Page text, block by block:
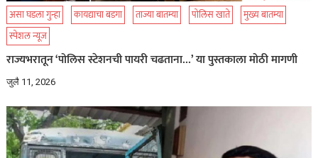
असा घडला गुन्हा कायद्याचा बडगा ताज्या बातम्या पोलिस खाते
मुख्य बातम्या
स्पेशल न्यूज
राज्यभरातून ‘पोलिस स्टेशनची पायरी चढताना…’ या पुस्तकाला मोठी मागणी
जुलै 11, 2026